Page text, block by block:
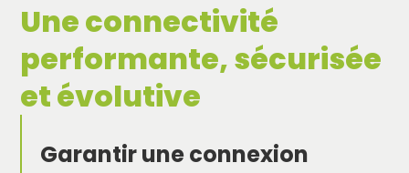
Une connectivité
performante, sécurisée
et évolutive
Garantir une connexion